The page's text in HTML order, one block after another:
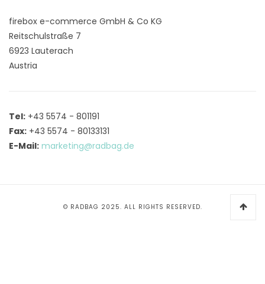
firebox e-commerce GmbH & Co KG
Reitschulstraße 7
6923 Lauterach
Austria
Tel: +43 5574 - 801191
Fax: +43 5574 - 80133131
E-Mail: marketing@radbag.de
© RADBAG 2025. ALL RIGHTS RESERVED.